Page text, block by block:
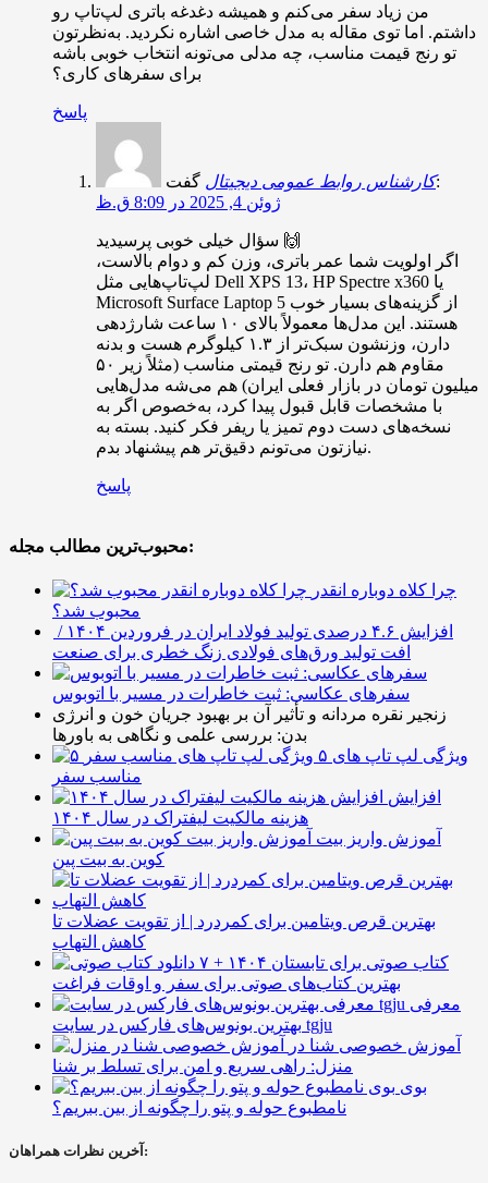
من زیاد سفر می‌کنم و همیشه دغدغه باتری لپ‌تاپ رو
داشتم. اما توی مقاله به مدل خاصی اشاره نکردید. به‌نظرتون
تو رنج قیمت مناسب، چه مدلی می‌تونه انتخاب خوبی باشه
برای سفرهای کاری؟
پاسخ
کارشناس روابط عمومی دیجیتالگفت:
ژوئن 4, 2025 در 8:09 ق.ظ
سؤال خیلی خوبی پرسیدید 🙌
اگر اولویت شما عمر باتری، وزن کم و دوام بالاست،
لپ‌تاپ‌هایی مثل Dell XPS 13، HP Spectre x360 یا
Microsoft Surface Laptop 5 از گزینه‌های بسیار خوب
هستند. این مدل‌ها معمولاً بالای ۱۰ ساعت شارژدهی
دارن، وزنشون سبک‌تر از ۱.۳ کیلوگرم هست و بدنه
مقاوم هم دارن. تو رنج قیمتی مناسب (مثلاً زیر ۵۰
میلیون تومان در بازار فعلی ایران) هم می‌شه مدل‌هایی
با مشخصات قابل قبول پیدا کرد، به‌خصوص اگر به
نسخه‌های دست دوم تمیز یا ریفر فکر کنید. بسته به
نیازتون می‌تونم دقیق‌تر هم پیشنهاد بدم.
پاسخ
محبوب‌ترین مطالب مجله:
چرا کلاه دوباره انقدر
محبوب شد؟
افزایش ۴.۶ درصدی تولید فولاد ایران در فروردین ۱۴۰۴ /
افت تولید ورق‌های فولادی زنگ خطری برای صنعت
سفرهای عکاسی: ثبت خاطرات در مسیر با اتوبوس
زنجیر نقره مردانه و تأثیر آن بر بهبود جریان خون و انرژی
بدن: بررسی علمی و نگاهی به باورها
۵ ویژگی لپ تاپ های
مناسب سفر
افزایش
هزینه مالکیت لیفتراک در سال ۱۴۰۴
آموزش واریز بیت
کوین به بیت پین
بهترین قرص ویتامین برای کمردرد | از تقویت عضلات تا
کاهش التهاب
۷ کتاب صوتی برای تابستان ۱۴۰۴ +
بهترین کتاب‌های صوتی برای سفر و اوقات فراغت
معرفی
بهترین بونوس‌های فارکس در سایت tgju
آموزش خصوصی شنا در
منزل: راهی سریع و امن برای تسلط بر شنا
بوی
نامطبوع حوله و پتو را چگونه از بین ببریم؟
آخرین نظرات همراهان: